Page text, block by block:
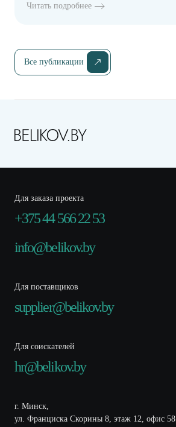
Читать подробнее
Все публикации
Для заказа проекта
+375 44 566 22 53
info@belikov.by
Для поставщиков
supplier@belikov.by
Для соискателей
hr@belikov.by
г. Минск,
ул. Франциска Скорины 8, этаж 12, офис 58